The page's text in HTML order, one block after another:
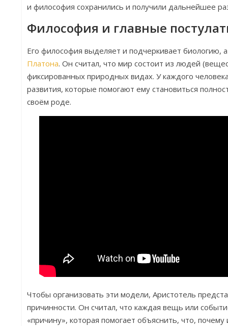
и философия сохранились и получили дальнейшее
Философия и главные
Его философия выделяет и подчеркивает биологию,
Платона. Он считал, что мир состоит из людей
фиксированных природных видах. У каждого
развития, которые помогают ему становиться
своём роде.
Чтобы организовать эти модели, Аристотель
причинности. Он считал, что каждая вещь или
«причину», которая помогает объяснить, что, почему